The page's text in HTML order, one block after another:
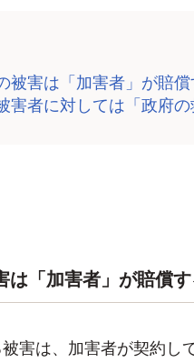
被害は「加害者」が賠
害者に対しては「政府
は「加害者」が賠償
被害は、加害者が契約